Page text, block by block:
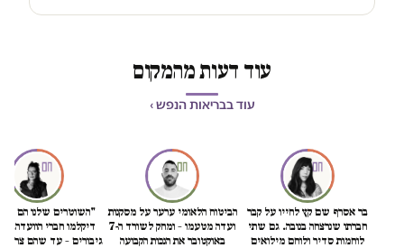
עוד דעות מהמקום
עוד בבריאות הנפש ›
בר אסרף שם קץ לחייו על קבר
חברתו שנרצחה בנובה. גם שתי
לוחמות סדיר ולוחם מילואים
הביטוח הלאומי ערער על מסקנות
ועדה מטעמו – ומחק לשורד ה-7
באוקטובר את הנכות הקבועה
"השוטרים שלנו הם
דיקלמו חברי הוועדה.
גיבורים – עד שהם